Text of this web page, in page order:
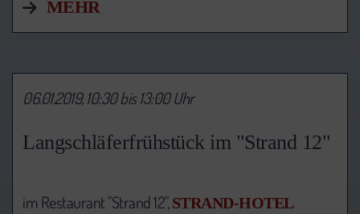
MEHR
Langschläferfrühstück im "Strand 12"
06.01.2019, 10:30 bis 13:00 Uhr
im Restaurant "Strand 12",STRAND-HOTEL